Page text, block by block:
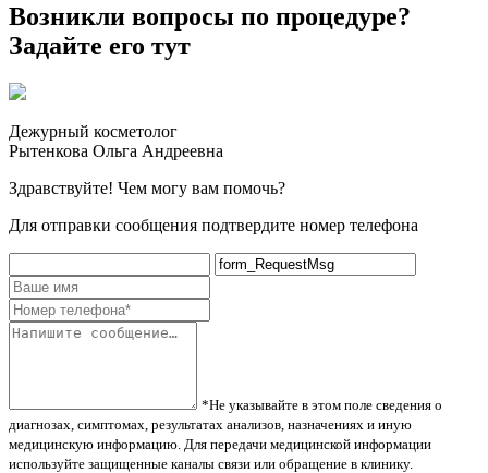
Возникли вопросы по процедуре?
Задайте его тут
Дежурный косметолог
Рытенкова Ольга Андреевна
Здравствуйте! Чем могу вам помочь?
Для отправки сообщения подтвердите номер телефона
*Не указывайте в этом поле сведения о
диагнозах, симптомах, результатах анализов, назначениях и иную
медицинскую информацию. Для передачи медицинской информации
используйте защищенные каналы связи или обращение в клинику.